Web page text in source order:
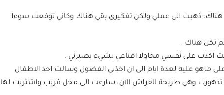
هناك، ذهبت الى عملي ولكن تفكيري بقي هناك وكاني توقعت سوءا
تكن هناك ..
اكذب على نفسي محاولا اقناعي بشيء يصبرني .
ماهو عليه لعدة ايام الى ان اخذني الفضول وسالت احد الاطفال
تدهورت وهي طريحة الفراش الان، سارعت الى محل قريب واشتريت لها